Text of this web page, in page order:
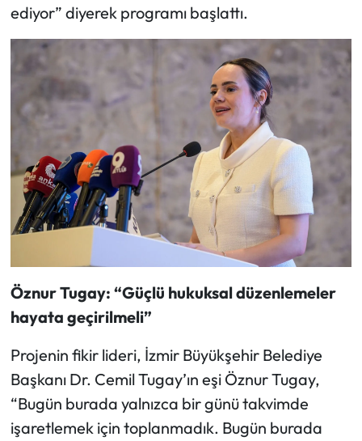
ediyor” diyerek programı başlattı.
Öznur Tugay: “Güçlü hukuksal düzenlemeler
hayata geçirilmeli”
Projenin fikir lideri, İzmir Büyükşehir Belediye
Başkanı Dr. Cemil Tugay’ın eşi Öznur Tugay,
“Bugün burada yalnızca bir günü takvimde
işaretlemek için toplanmadık. Bugün burada